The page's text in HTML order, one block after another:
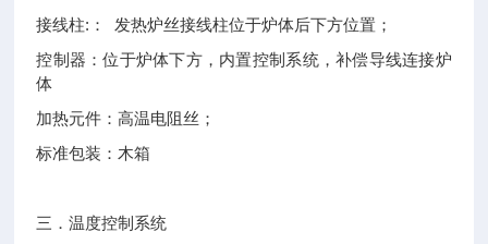
接线柱: ：
发热炉丝接线柱位于炉体后下方位置；
控制器：位于炉体下方，内置控制系统，补偿导线连接炉
体
加热元件：高温电阻丝；
标准包装：木箱
三．温度控制系统